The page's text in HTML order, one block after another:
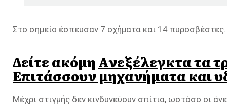
Στο σημείο έσπευσαν 7 οχήματα και 14 πυροσβέστες.
Δείτε ακόμηΑνεξέλεγκτα τα
Επιτάσσουν μηχανήματα και
Μέχρι στιγμής δεν κινδυνεύουν σπίτια, ωστόσο οι